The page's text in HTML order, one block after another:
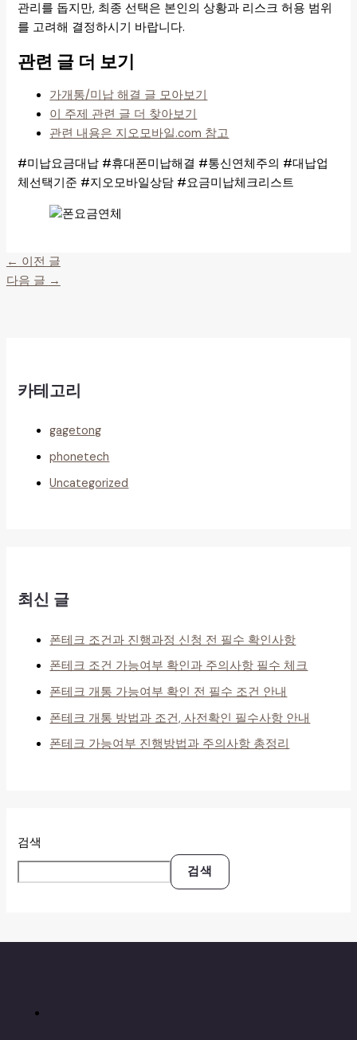
관리를 돕지만, 최종 선택은 본인의 상황과 리스크 허용 범위
를 고려해 결정하시기 바랍니다.
관련 글 더 보기
가개통/미납 해결 글 모아보기
이 주제 관련 글 더 찾아보기
관련 내용은 지오모바일.com 참고
#미납요금대납 #휴대폰미납해결 #통신연체주의 #대납업
체선택기준 #지오모바일상담 #요금미납체크리스트
← 이전 글
다음 글 →
카테고리
gagetong
phonetech
Uncategorized
최신 글
폰테크 조건과 진행과정 신청 전 필수 확인사항
폰테크 조건 가능여부 확인과 주의사항 필수 체크
폰테크 개통 가능여부 확인 전 필수 조건 안내
폰테크 개통 방법과 조건, 사전확인 필수사항 안내
폰테크 가능여부 진행방법과 주의사항 총정리
검색
검색